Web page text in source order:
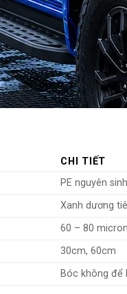
CHI TIẾT
PE nguyên
Xanh dương
60 – 80 micron
30cm, 60cm
Bóc không để